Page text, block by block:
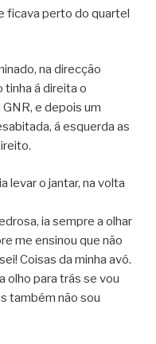
ficava perto do quartel
na direcção
tinha á direita o
e depois um
á esquerda as
levar o jantar, na volta
ia sempre a olhar
me ensinou que não
Coisas da minha avó.
olho para trás se vou
também não sou